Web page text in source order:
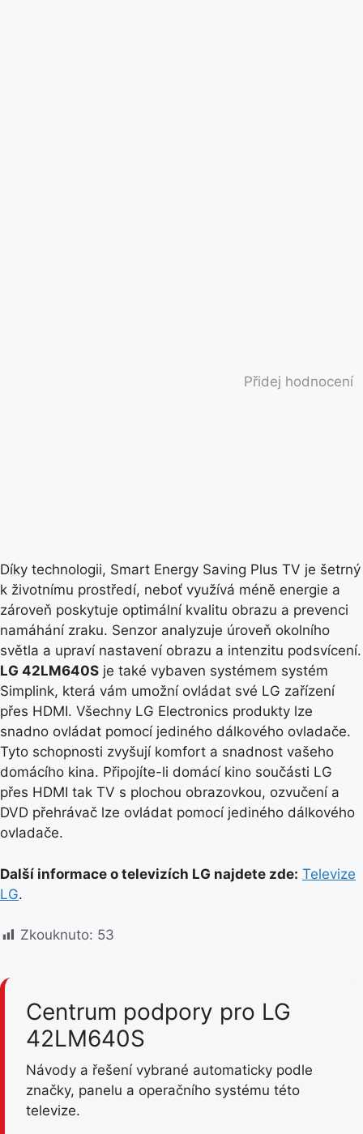
Přidej hodnocení
Díky technologii, Smart Energy Saving Plus TV je šetrný
k životnímu prostředí, neboť využívá méně energie a
zároveň poskytuje optimální kvalitu obrazu a prevenci
namáhání zraku. Senzor analyzuje úroveň okolního
světla a upraví nastavení obrazu a intenzitu podsvícení.
LG 42LM640S je také vybaven systémem systém
Simplink, která vám umožní ovládat své LG zařízení
přes HDMI. Všechny LG Electronics produkty lze
snadno ovládat pomocí jediného dálkového ovladače.
Tyto schopnosti zvyšují komfort a snadnost vašeho
domácího kina. Připojíte-li domácí kino součásti LG
přes HDMI tak TV s plochou obrazovkou, ozvučení a
DVD přehrávač lze ovládat pomocí jediného dálkového
ovladače.
Další informace o televizích LG najdete zde: Televize
LG.
Zkouknuto: 53
Centrum podpory pro LG
42LM640S
Návody a řešení vybrané automaticky podle
značky, panelu a operačního systému této
televize.